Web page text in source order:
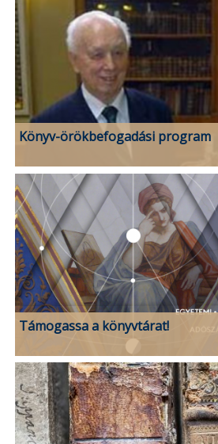
Könyv-örökbefogadási program
Támogassa a könyvtárat!